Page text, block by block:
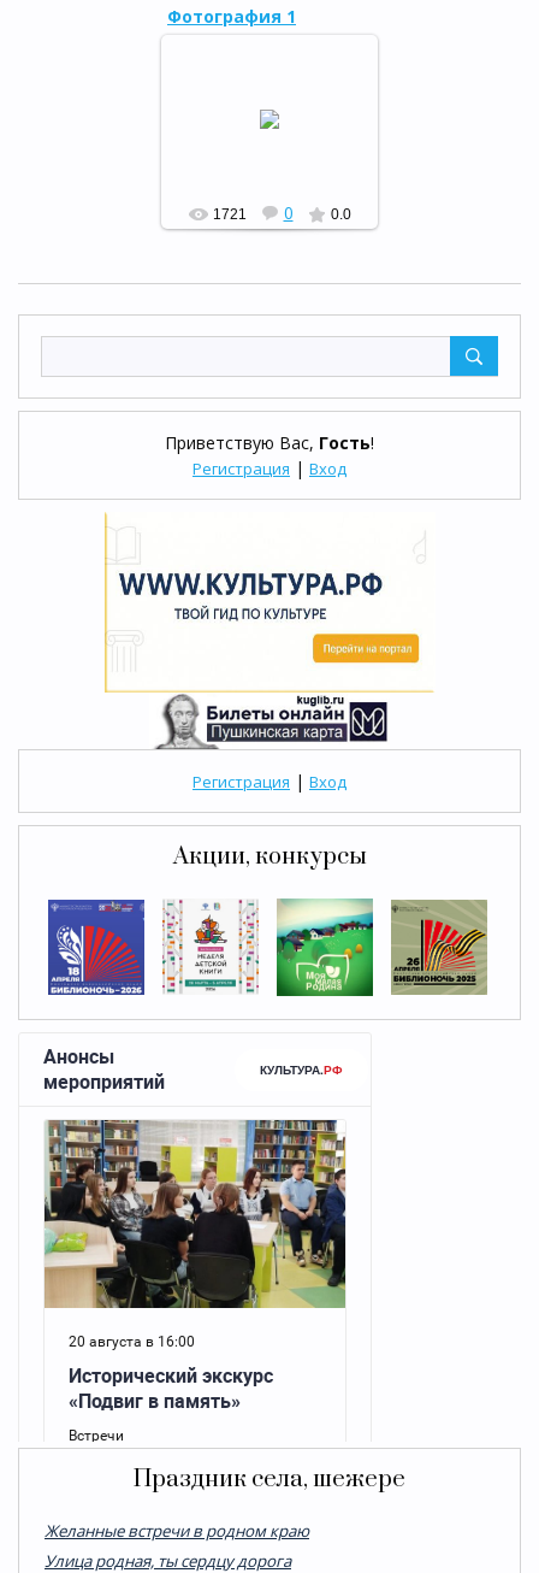
Приветствую Вас, Гость!
Регистрация | Вход
Регистрация | Вход
Акции, конкурсы
Праздник села, шежере
Желанные встречи в родном краю
Улица родная, ты сердцу дорога
Фотография 1
29.09.2011
РФ
1721 0 0.0